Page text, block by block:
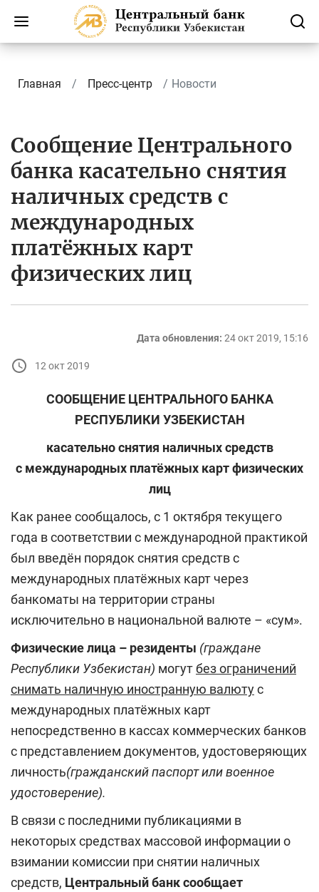
Главная Пресс-центр Новости
Сообщение Центрального
банка касательно снятия
наличных средств с
международных
платёжных карт
физических лиц
Дата обновления: 24 окт 2019, 15:16
12 окт 2019
СООБЩЕНИЕ ЦЕНТРАЛЬНОГО БАНКА
РЕСПУБЛИКИ УЗБЕКИСТАН
касательно снятия наличных средств
с международных платёжных карт физических
лиц
Как ранее сообщалось, с 1 октября текущего
года в соответствии с международной практикой
был введён порядок снятия средств с
международных платёжных карт через
банкоматы на территории страны
исключительно в национальной валюте – «сум».
Физические лица – резиденты (граждане
Республики Узбекистан) могутбез ограничений
снимать наличную иностранную валютус
международных платёжных карт
непосредственно в кассах коммерческих банков
с представлением документов, удостоверяющих
личность(гражданский паспорт или военное
удостоверение).
В связи с последними публикациями в
некоторых средствах массовой информации о
взимании комиссии при снятии наличных
средств, Центральный банк сообщает